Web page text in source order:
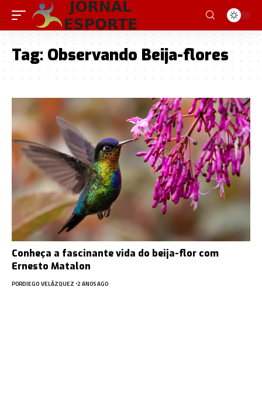
Tag: Observando Beija-flores
Conheça a fascinante vida do beija-flor com
Ernesto Matalon
PORDIEGO VELÁZQUEZ 2 ANOS AGO